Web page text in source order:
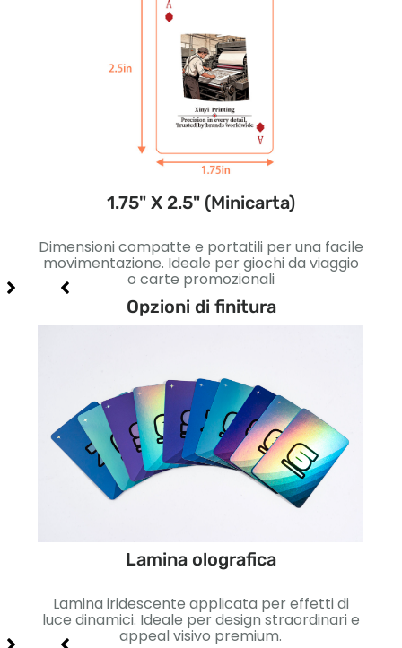
1.75" X 2.5" (Minicarta)
Dimensioni compatte e portatili per una facile
movimentazione. Ideale per giochi da viaggio
o carte promozionali
Opzioni di finitura
Lamina olografica
Lamina iridescente applicata per effetti di
luce dinamici. Ideale per design straordinari e
appeal visivo premium.